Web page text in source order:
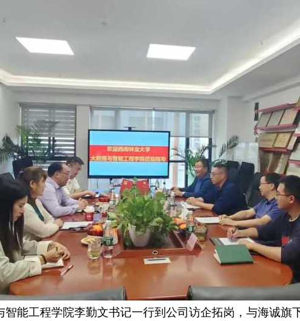
智能工程学院李勤文书记一行到公司访企拓岗，与海诚